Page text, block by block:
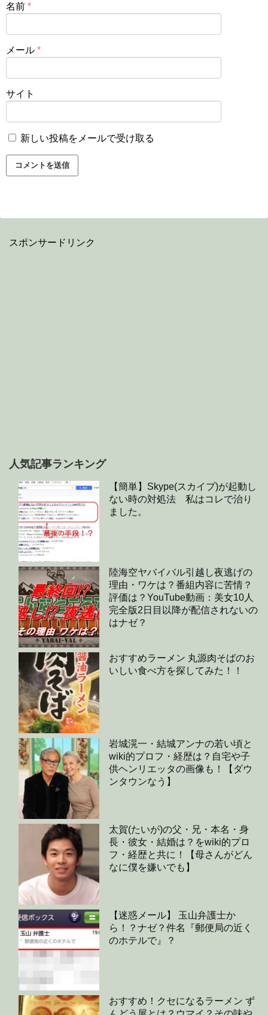
名前 *
メール *
サイト
新しい投稿をメールで受け取る
スポンサードリンク
人気記事ランキング
【簡単】Skype(スカイプ)が起動し
ない時の対処法 私はコレで治り
ました。
陸海空ヤバイバル引越し夜逃げの
理由・ワケは？番組内容に苦情？
評価は？YouTube動画：美女10人
完全版2日目以降が配信されないの
はナゼ？
おすすめラーメン 丸源肉そばのお
いしい食べ方を探してみた！！
岩城滉一・結城アンナの若い頃と
wiki的プロフ・経歴は？自宅や子
供ヘンリエッタの画像も！【ダウ
ンタウンなう】
太賀(たいが)の父・兄・本名・身
長・彼女・結婚は？をwiki的プロ
フ・経歴と共に！【母さんがどん
なに僕を嫌いでも】
【迷惑メール】 玉山弁護士か
ら！？ナゼ？件名『郵便局の近く
のホテルで』？
おすすめ！クセになるラーメン ず